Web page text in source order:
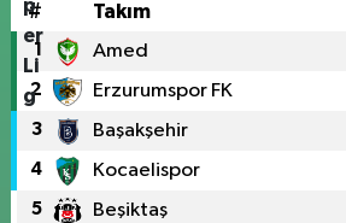
# Takım
1 Amed
2 Erzurumspor FK
3 Başakşehir
4 Kocaelispor
5 Beşiktaş